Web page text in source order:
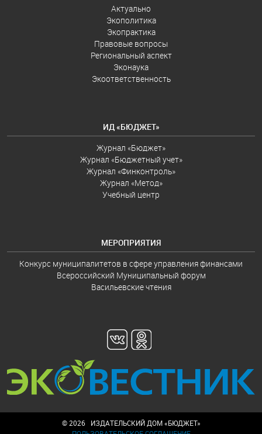
Актуально
Экополитика
Экопрактика
Правовые вопросы
Региональный аспект
Эконаука
Экоответственность
ИД «БЮДЖЕТ»
Журнал «Бюджет»
Журнал «Бюджетный учет»
Журнал «Финконтроль»
Журнал «Метод»
Учебный центр
МЕРОПРИЯТИЯ
Конкурс муниципалитетов в сфере управления финансами
Всероссийский Муниципальный форум
Васильевские чтения
© 2026 ИЗДАТЕЛЬСКИЙ ДОМ «БЮДЖЕТ»